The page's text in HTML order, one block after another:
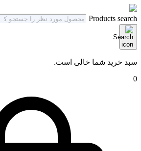
Products search
سبد خرید شما خالی است.
0